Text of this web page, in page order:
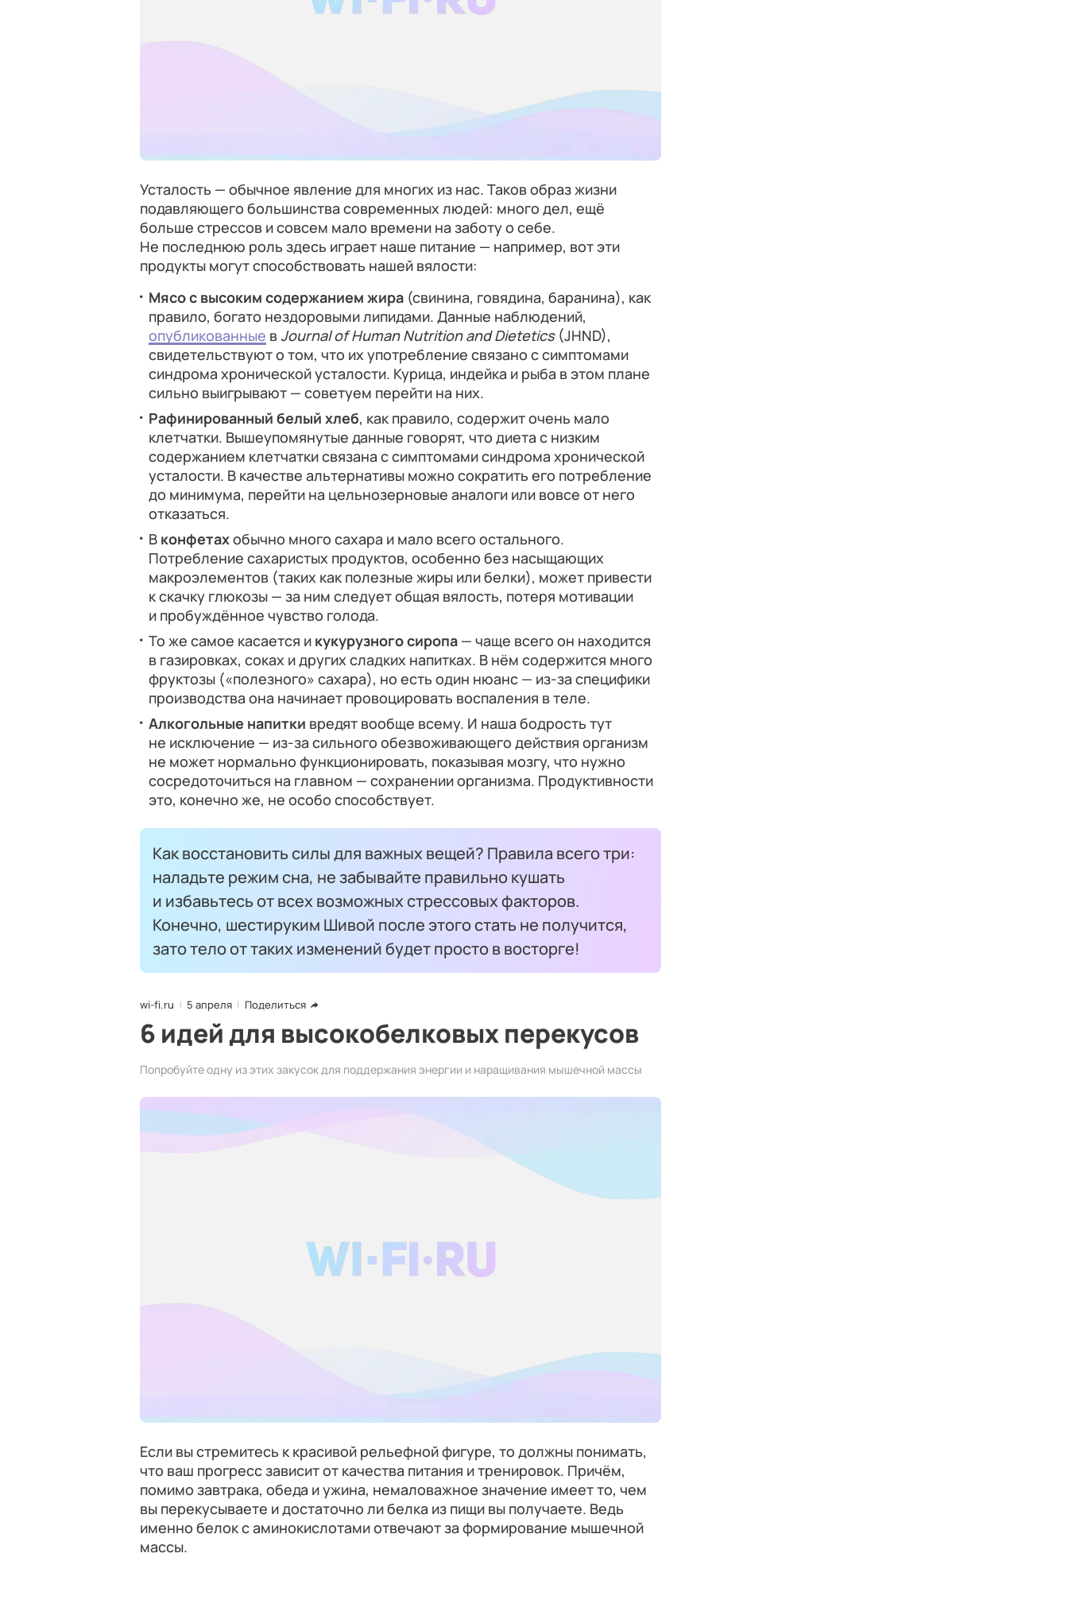
Усталость — обычное явление для многих из нас. Таков образ жизни
подавляющего большинства современных людей: много дел, ещё
больше стрессов и совсем мало времени на заботу о себе.
Не последнюю роль здесь играет наше питание — например, вот эти
продукты могут способствовать нашей вялости:
Мясо с высоким содержанием жира (свинина, говядина, баранина), как
правило, богато нездоровыми липидами. Данные наблюдений,
опубликованные вJournal of Human Nutrition and Dietetics(JHND),
свидетельствуют о том, что их употребление связано с симптомами
синдрома хронической усталости. Курица, индейка и рыба в этом плане
сильно выигрывают — советуем перейти на них.
Рафинированный белый хлеб, как правило, содержит очень мало
клетчатки. Вышеупомянутые данные говорят, что диета с низким
содержанием клетчатки связана с симптомами синдрома хронической
усталости. В качестве альтернативы можно сократить его потребление
до минимума, перейти на цельнозерновые аналоги или вовсе от него
отказаться.
В конфетахобычно много сахара и мало всего остального.
Потребление сахаристых продуктов, особенно без насыщающих
макроэлементов (таких как полезные жиры или белки), может привести
к скачку глюкозы — за ним следует общая вялость, потеря мотивации
и пробуждённое чувство голода.
То же самое касается и кукурузного сиропа — чаще всего он находится
в газировках, соках и других сладких напитках. В нём содержится много
фруктозы («полезного» сахара), но есть один нюанс — из-за специфики
производства она начинает провоцировать воспаления в теле.
Алкогольные напитки вредят вообще всему. И наша бодрость тут
не исключение — из-за сильного обезвоживающего действия организм
не может нормально функционировать, показывая мозгу, что нужно
сосредоточиться на главном — сохранении организма. Продуктивности
это, конечно же, не особо способствует.
Как восстановить силы для важных вещей? Правила всего три:
наладьте режим сна, не забывайте правильно кушать
и избавьтесь от всех возможных стрессовых факторов.
Конечно, шестируким Шивой после этого стать не получится,
зато тело от таких изменений будет просто в восторге!
wi-fi.ru 5 апреля Поделиться
6 идей для высокобелковых перекусов
Попробуйте одну из этих закусок для поддержания энергии и наращивания мышечной массы
Если вы стремитесь к красивой рельефной фигуре, то должны понимать,
что ваш прогресс зависит от качества питания и тренировок. Причём,
помимо завтрака, обеда и ужина, немаловажное значение имеет то, чем
вы перекусываете и достаточно ли белка из пищи вы получаете. Ведь
именно белок с аминокислотами отвечают за формирование мышечной
массы.